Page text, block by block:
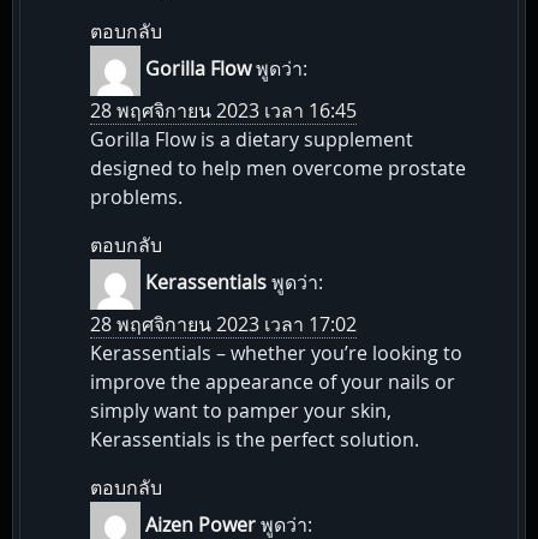
ตอบกลับ
Gorilla Flowพูดว่า:
28 พฤศจิกายน 2023 เวลา 16:45
Gorilla Flow is a dietary supplement
designed to help men overcome prostate
problems.
ตอบกลับ
Kerassentialsพูดว่า:
28 พฤศจิกายน 2023 เวลา 17:02
Kerassentials – whether you’re looking to
improve the appearance of your nails or
simply want to pamper your skin,
Kerassentials is the perfect solution.
ตอบกลับ
Aizen Powerพูดว่า: